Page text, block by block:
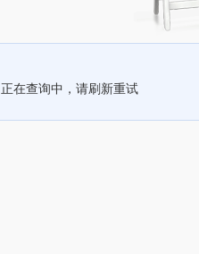
正在查询中，请刷新重试